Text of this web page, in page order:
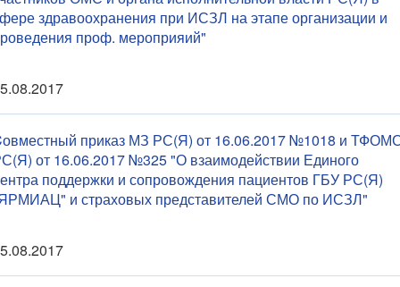
здравоохранения при ИСЗЛ на этапе организации и
проф. мероприяий"
приказ МЗ РС(Я) от 16.06.2017 №1018 и
от 16.06.2017 №325 "О взаимодействии Единого
поддержки и сопровождения пациентов ГБУ РС(Я)
и страховых представителей СМО по ИСЗЛ"